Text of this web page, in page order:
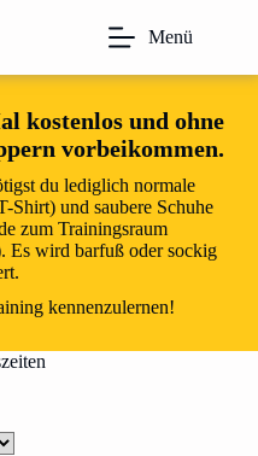
Menü
kostenlos und ohne
vorbeikommen.
du lediglich normale
Shirt) und saubere Schuhe
zum Trainingsraum
Es wird barfuß oder sockig
kennenzulernen!